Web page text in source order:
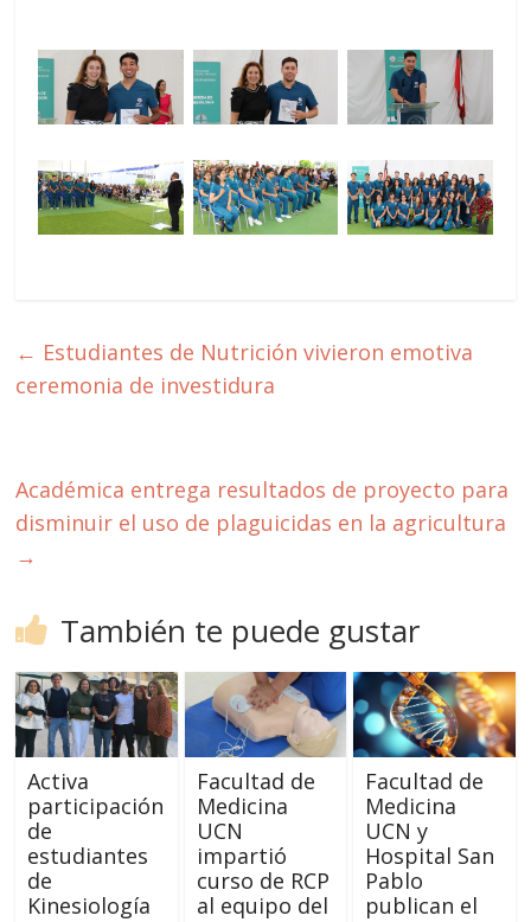
← Estudiantes de Nutrición vivieron emotiva
ceremonia de investidura
Académica entrega resultados de proyecto para
disminuir el uso de plaguicidas en la agricultura
→
También te puede gustar
Activa
participación
de
estudiantes
de
Kinesiología
Facultad de
Medicina
UCN
impartió
curso de RCP
al equipo del
Facultad de
Medicina
UCN y
Hospital San
Pablo
publican el